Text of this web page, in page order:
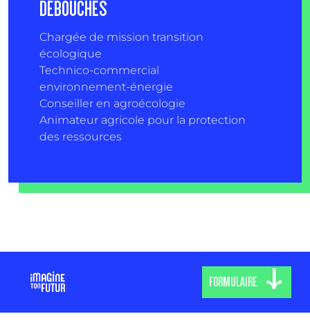
DÉBOUCHÉS
Chargée de mission transition
écologique
Technico-commercial
environnement-énergie
Conseiller en agroécologie
Animateur agricole pour la protection
des ressources
FORMULAIRE